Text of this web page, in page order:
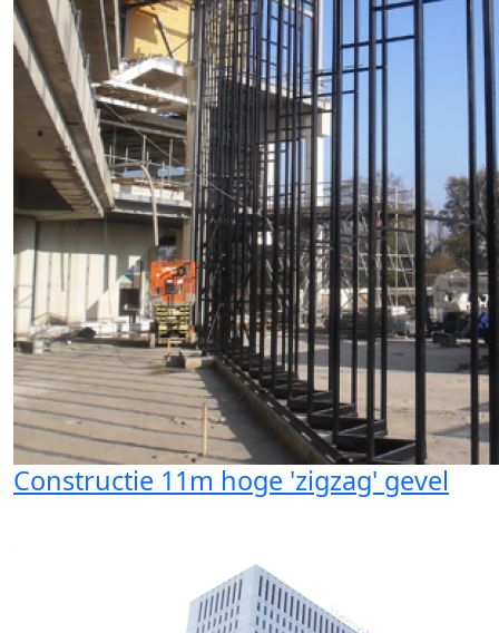
Constructie 11m hoge 'zigzag' gevel